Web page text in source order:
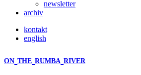
newsletter
archiv
kontakt
english
ON THE RUMBA RIVER